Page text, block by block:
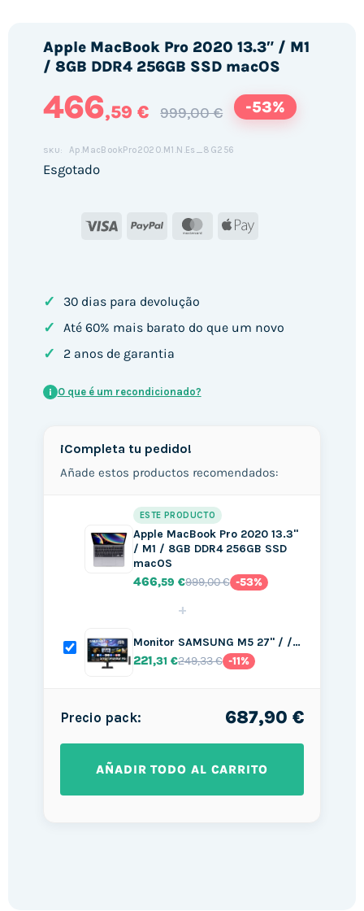
Apple MacBook Pro 2020 13.3″ / M1
/ 8GB DDR4 256GB SSD macOS
466,59 € 999,00 € -53%
SKU: Ap.MacBookPro2020.M1.N.Es_8G256
Esgotado
Visa PayPal MasterCard
Apple
✓ 30 dias para devolução
✓ Até 60% mais barato do que um novo
✓ 2 anos de garantia
i O que é um recondicionado?
¡Completa tu pedido!
Añade estos productos recomendados:
ESTE PRODUCTO
Apple MacBook Pro 2020 13.3"
/ M1 / 8GB DDR4 256GB SSD
macOS
466,59 €999,00 € -53%
+
Monitor SAMSUNG M5 27" / /…
221,31 €249,33 € -11%
Precio pack: 687,90 €
AÑADIR TODO AL CARRITO